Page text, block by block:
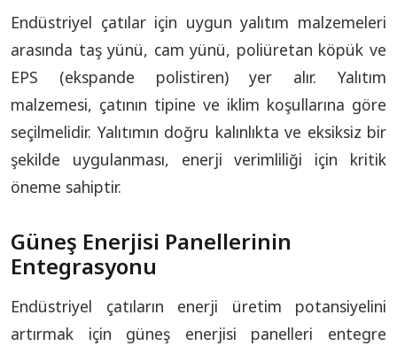
Endüstriyel çatılar için uygun yalıtım malzemeleri
arasında taş yünü, cam yünü, poliüretan köpük ve
EPS (ekspande polistiren) yer alır. Yalıtım
malzemesi, çatının tipine ve iklim koşullarına göre
seçilmelidir. Yalıtımın doğru kalınlıkta ve eksiksiz bir
şekilde uygulanması, enerji verimliliği için kritik
öneme sahiptir.
Güneş Enerjisi Panellerinin
Entegrasyonu
Endüstriyel çatıların enerji üretim potansiyelini
artırmak için güneş enerjisi panelleri entegre